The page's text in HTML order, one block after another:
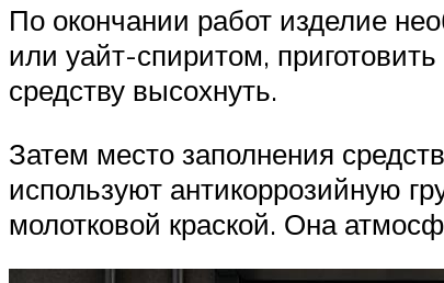
По окончании работ изделие
или уайт-спиритом,
средству высохнуть.
Затем место заполнения
используют антикоррозийную
молотковой краской. Она